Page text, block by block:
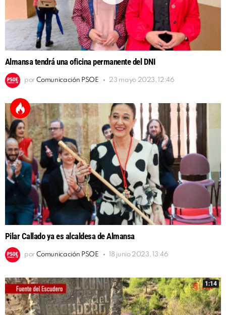
Almansa tendrá una oficina permanente del DNI
por Comunicación PSOE 23 mayo 2023, 12:46
Pilar Callado ya es alcaldesa de Almansa
por Comunicación PSOE 18 junio 2023, 13:46
1:14